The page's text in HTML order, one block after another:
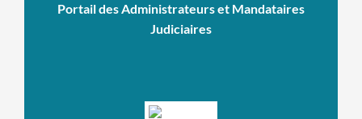
Portail des Administrateurs et Mandataires
Judiciaires